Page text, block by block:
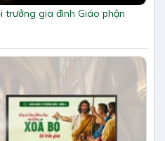
trưởng gia đình Giáo phận